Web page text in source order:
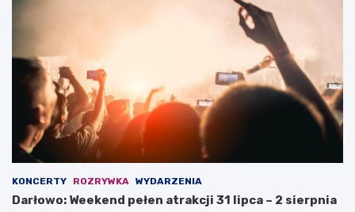
KONCERTY ROZRYWKA WYDARZENIA
Darłowo: Weekend pełen atrakcji 31 lipca – 2 sierpnia